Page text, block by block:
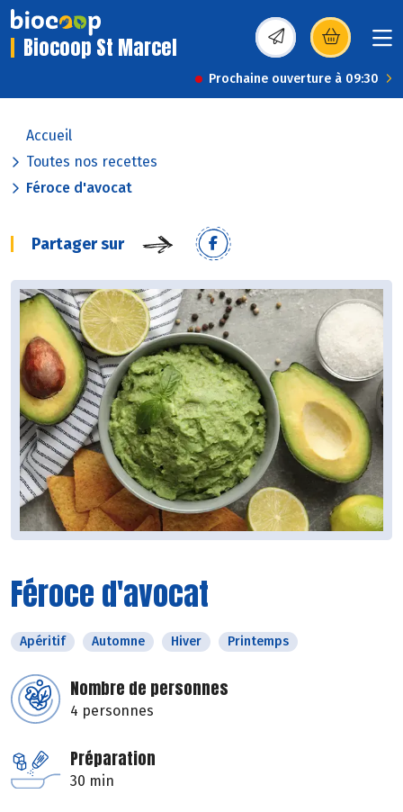
Biocoop St Marcel (s’ouvre dans une
Prochaine ouverture à 09:30
Accueil
Toutes nos recettes
Féroce d'avocat
Partager sur
Féroce d'avocat
Apéritif Automne Hiver Printemps
Nombre de personnes
4 personnes
Préparation
30 min